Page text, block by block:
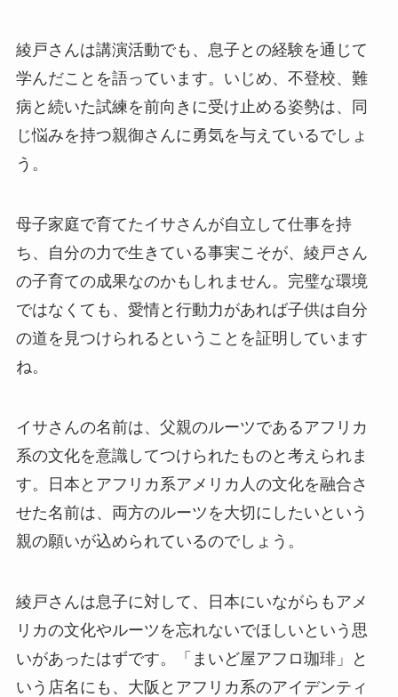
綾戸さんは講演活動でも、息子との経験を通じて
学んだことを語っています。いじめ、不登校、難
病と続いた試練を前向きに受け止める姿勢は、同
じ悩みを持つ親御さんに勇気を与えているでしょ
う。
母子家庭で育てたイサさんが自立して仕事を持
ち、自分の力で生きている事実こそが、綾戸さん
の子育ての成果なのかもしれません。完璧な環境
ではなくても、愛情と行動力があれば子供は自分
の道を見つけられるということを証明しています
ね。
イサさんの名前は、父親のルーツであるアフリカ
系の文化を意識してつけられたものと考えられま
す。日本とアフリカ系アメリカ人の文化を融合さ
せた名前は、両方のルーツを大切にしたいという
親の願いが込められているのでしょう。
綾戸さんは息子に対して、日本にいながらもアメ
リカの文化やルーツを忘れないでほしいという思
いがあったはずです。「まいど屋アフロ珈琲」と
いう店名にも、大阪とアフリカ系のアイデンティ